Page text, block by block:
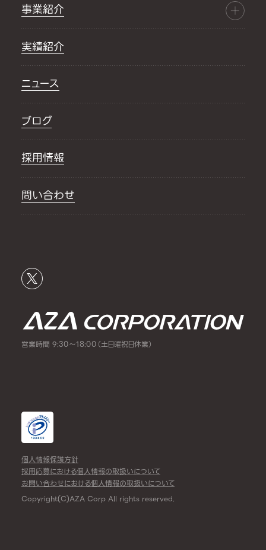
事業紹介
実績紹介
ニュース
ブログ
採用情報
問い合わせ
営業時間 9:30～18:00（土日曜祝日休業）
個人情報保護方針
採用応募における個人情報の取扱いについて
お問い合わせにおける個人情報の取扱いについて
Copyright(C)AZA Corp All rights reserved.